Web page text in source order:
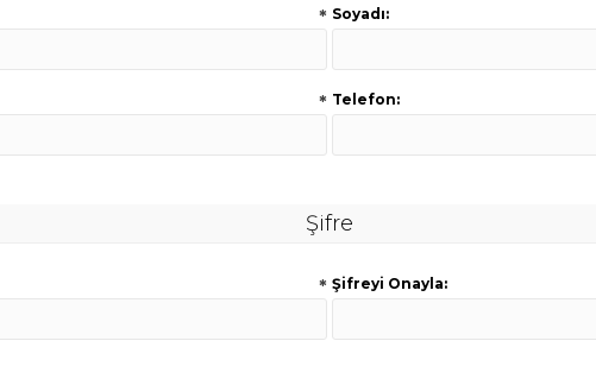
NWS
* Soyadı:
* Telefon:
Şifre
* Şifreyi Onayla: